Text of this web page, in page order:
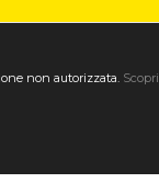
non autorizzata. Scopri